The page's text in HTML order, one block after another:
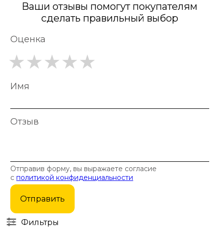
Ваши отзывы помогут покупателям
сделать правильный выбор
Оценка
Имя
Отзыв
Отправив форму, вы выражаете согласие
сполитикой конфиденциальности
Отправить
Фильтры